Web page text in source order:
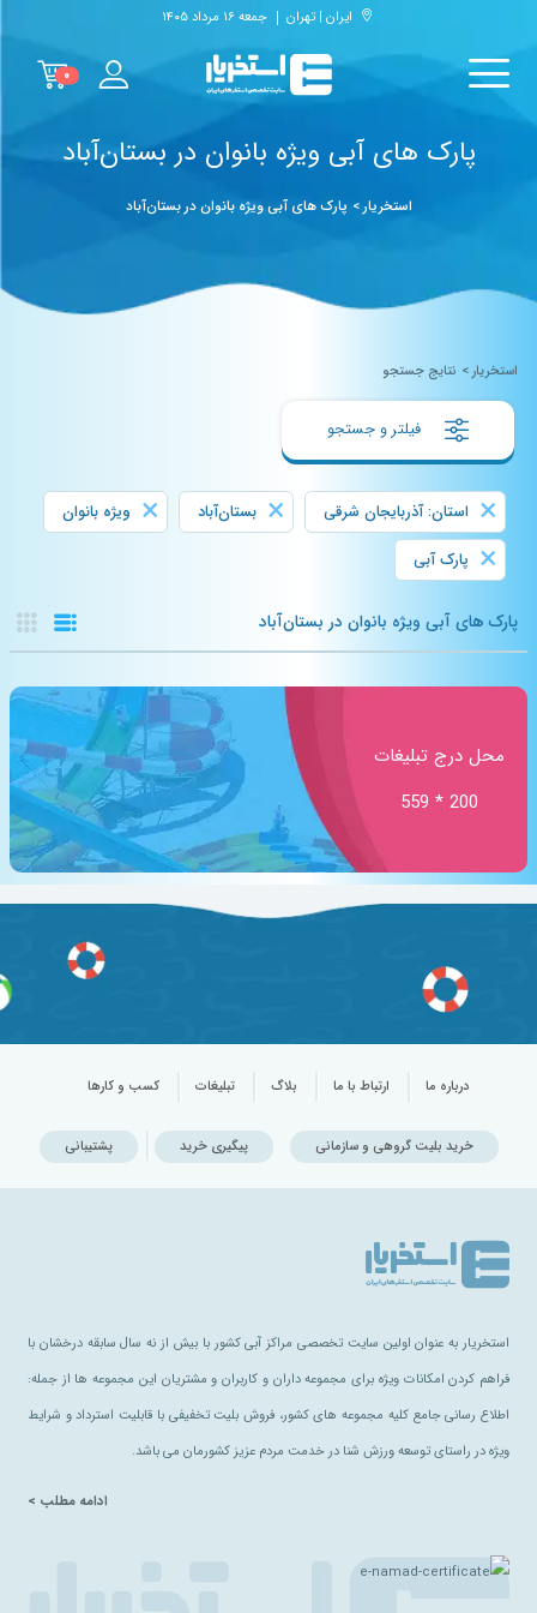
ایران | تهران جمعه ۱۶ مرداد ۱۴۰۵
۰
پارک های آبی ویژه بانوان در بستان‌آباد
استخریار> پارک های آبی ویژه بانوان در بستان‌آباد
استخریار> نتایج جستجو
× استان: آذربایجان شرقی × بستان‌آباد × ویژه بانوان
× پارک آبی
پارک های آبی ویژه بانوان در بستان‌آباد
محل درج تبلیغات
200 * 559
درباره ما ارتباط با ما بلاگ تبلیغات کسب و کارها
خرید بلیت گروهی و سازمانی پیگیری خرید پشتیبانی
استخریار به عنوان اولین سایت تخصصی مراکز آبی کشور با بیش از نه سال سابقه درخشان با
فراهم کردن امکانات ویژه برای مجموعه داران و کاربران و مشتریان این مجموعه ها از جمله:
اطلاع رسانی جامع کلیه مجموعه های کشور، فروش بلیت تخفیفی با قابلیت استرداد و شرایط
ویژه در راستای توسعه ورزش شنا در خدمت مردم عزیز کشورمان می باشد.
ادامه مطلب >